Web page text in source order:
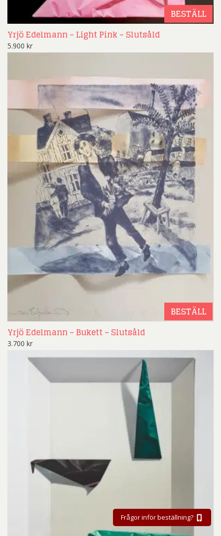
BESTÄLL
Yrjö Edelmann – Light Pink – Slutsåld
5.900 kr
BESTÄLL
Yrjö Edelmann – Bukett – Slutsåld
3.700 kr
Frågor inför beställning?